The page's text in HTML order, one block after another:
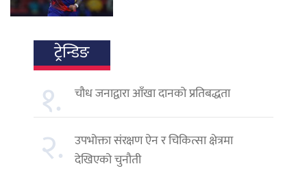
ट्रेन्डिङ
१. चौध जनाद्वारा आँखा दानको प्रतिबद्धता
२. उपभोक्ता संरक्षण ऐन र चिकित्सा क्षेत्रमा
देखिएको चुनौती